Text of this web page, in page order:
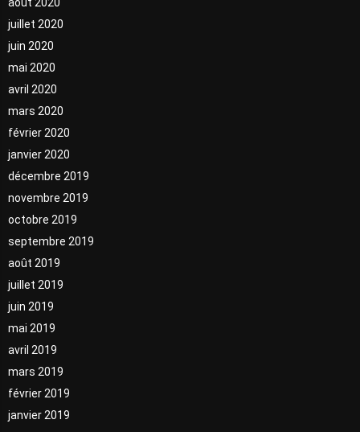
juillet 2020
juin 2020
mai 2020
avril 2020
mars 2020
février 2020
janvier 2020
décembre 2019
novembre 2019
octobre 2019
septembre 2019
août 2019
juillet 2019
juin 2019
mai 2019
avril 2019
mars 2019
février 2019
janvier 2019